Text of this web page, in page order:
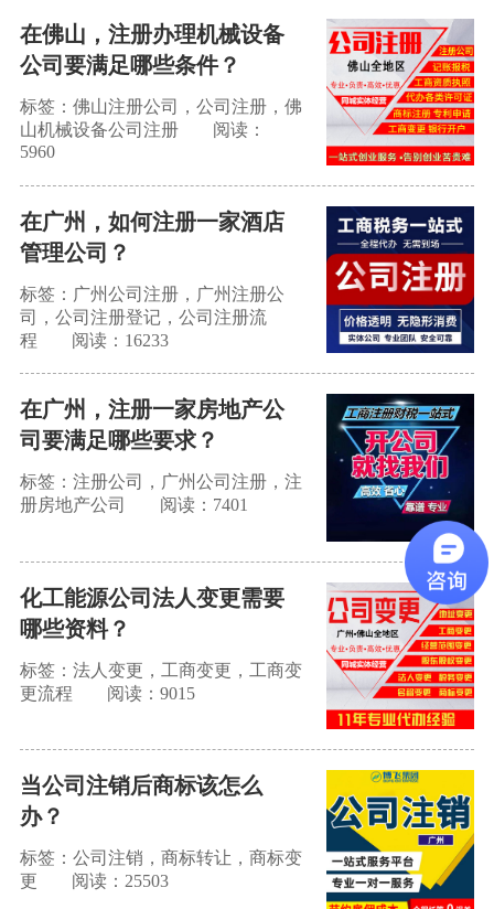
在佛山，注册办理机械设备
公司要满足哪些条件？
标签：佛山注册公司，公司注册，佛
山机械设备公司注册
阅读：
5960
在广州，如何注册一家酒店
管理公司？
标签：广州公司注册，广州注册公
司，公司注册登记，公司注册流
程
阅读：16233
在广州，注册一家房地产公
司要满足哪些要求？
标签：注册公司，广州公司注册，注
册房地产公司
阅读：7401
化工能源公司法人变更需要
哪些资料？
标签：法人变更，工商变更，工商变
更流程
阅读：9015
当公司注销后商标该怎么
办？
标签：公司注销，商标转让，商标变
更
阅读：25503